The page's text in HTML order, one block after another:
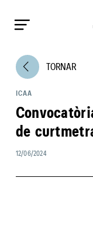
arrow_back_ios TORNAR
ICAA
de
12/06/2024